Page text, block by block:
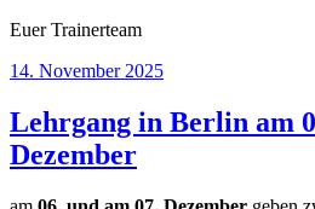
Euer Trainerteam
Veröffentlicht
14. November 2025
Lehrgang in Berlin am
Dezember